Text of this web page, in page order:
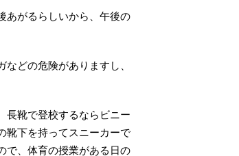
あがるらしいから、午後の
どの危険がありますし、
長靴で登校するならビニー
靴下を持ってスニーカーで
で、体育の授業がある日の